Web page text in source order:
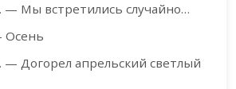
— Мы встретились случайно…
Осень
— Догорел апрельский светлый